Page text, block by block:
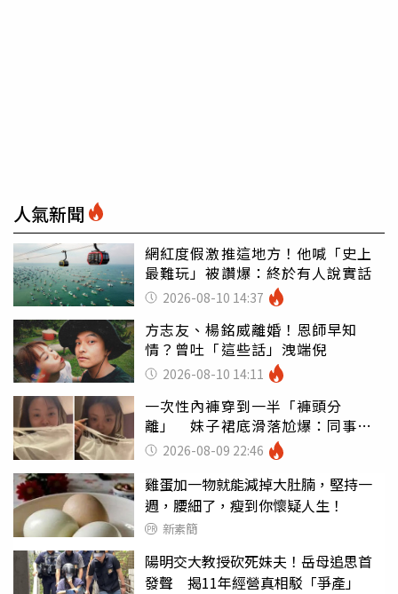
人氣新聞
網紅度假激推這地方！他喊「史上
最難玩」被讚爆：終於有人說實話
2026-08-10 14:37
方志友、楊銘威離婚！恩師早知
情？曾吐「這些話」洩端倪
2026-08-10 14:11
一次性內褲穿到一半「褲頭分
離」 妹子裙底滑落尬爆：同事全
看光2026-08-09 22:46
雞蛋加一物就能減掉大肚腩，堅持一
週，腰細了，瘦到你懷疑人生！
新素簡
陽明交大教授砍死妹夫！岳母追思首
發聲 揭11年經營真相駁「爭產」